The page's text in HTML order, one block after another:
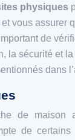
physiques
vous assurer
de
la sécurité et
dans
de maison
de certains